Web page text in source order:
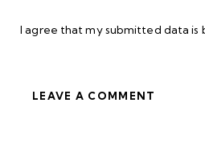
I agree that my submitted data